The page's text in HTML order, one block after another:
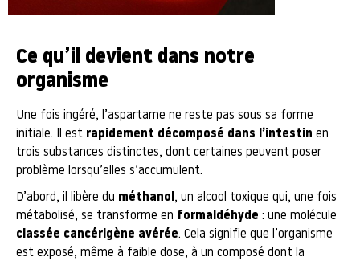
Ce qu’il devient dans notre
organisme
Une fois ingéré, l’aspartame ne reste pas sous sa forme
initiale. Il est rapidement décomposé dans l’intestin en
trois substances distinctes, dont certaines peuvent poser
problème lorsqu’elles s’accumulent.
D’abord, il libère du méthanol, un alcool toxique qui, une fois
métabolisé, se transforme en formaldéhyde : une molécule
classée cancérigène avérée. Cela signifie que l’organisme
est exposé, même à faible dose, à un composé dont la